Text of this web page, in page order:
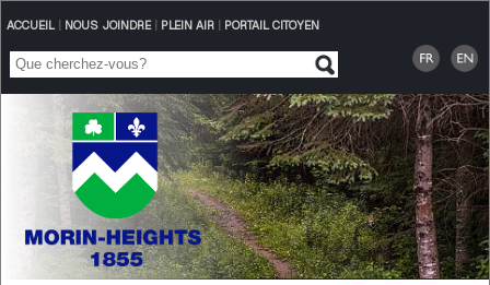
ACCUEIL| NOUS JOINDRE| PLEIN AIR| PORTAIL CITOYEN